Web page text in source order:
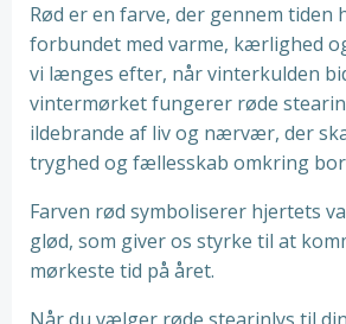
Rød er en farve, der gennem tiden
forbundet med varme, kærlighed
vi længes efter, når vinterkulden
vintermørket fungerer røde
ildebrande af liv og nærvær, der
tryghed og fællesskab omkring
Farven rød symboliserer hjertets
glød, som giver os styrke til at
mørkeste tid på året.